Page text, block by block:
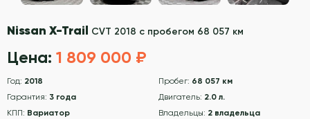
Nissan X-Trail CVT 2018 с пробегом 68 057 км
Цена: 1 809 000 ₽
Год: 2018 Пробег: 68 057 км
Гарантия: 3 года Двигатель: 2.0 л.
КПП: Вариатор Владельцы: 2 владельца